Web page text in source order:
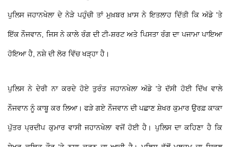
ਪੁਲਿਸ ਜਹਾਨਖੇਲਾ ਦੇ ਨੇੜੇ ਪਹੁੰਚੀ ਤਾਂ ਮੁਖ਼ਬਰ ਖ਼ਾਸ ਨੇ ਇਤਲਾਹ ਦਿੱਤੀ ਕਿ ਅੱਡੇ 'ਤੇ
ਇੱਕ ਨੌਜਵਾਨ, ਜਿਸ ਨੇ ਕਾਲੇ ਰੰਗ ਦੀ ਟੀ-ਸ਼ਰਟ ਅਤੇ ਪਿਸਤਾ ਰੰਗ ਦਾ ਪਜਾਮਾ ਪਾਇਆ
ਹੋਇਆ ਹੈ, ਨਸ਼ੇ ਦੀ ਲੋਰ ਵਿੱਚ ਖੜ੍ਹਾ ਹੈ।
ਪੁਲਿਸ ਨੇ ਦੇਰੀ ਨਾ ਕਰਦੇ ਹੋਏ ਤੁਰੰਤ ਜਹਾਨਖੇਲਾ ਅੱਡੇ 'ਤੇ ਦੱਸੀ ਹੋਈ ਦਿੱਖ ਵਾਲੇ
ਨੌਜਵਾਨ ਨੂੰ ਕਾਬੂ ਕਰ ਲਿਆ। ਫੜੇ ਗਏ ਨੌਜਵਾਨ ਦੀ ਪਛਾਣ ਸ਼ੇਖਰ ਕੁਮਾਰ ਉਰਫ਼ ਕਾਕਾ
ਪੁੱਤਰ ਪ੍ਰਦੀਪ ਕੁਮਾਰ ਵਾਸੀ ਜਹਾਨਖੇਲਾ ਵਜੋਂ ਹੋਈ ਹੈ। ਪੁਲਿਸ ਦਾ ਕਹਿਣਾ ਹੈ ਕਿ